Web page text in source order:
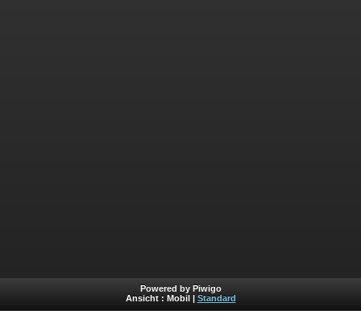
Powered by Piwigo
Ansicht : Mobil Standard